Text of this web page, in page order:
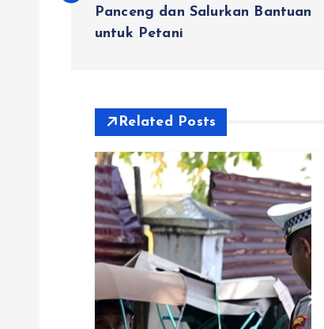
Panceng dan Salurkan Bantuan
untuk Petani
Related Posts